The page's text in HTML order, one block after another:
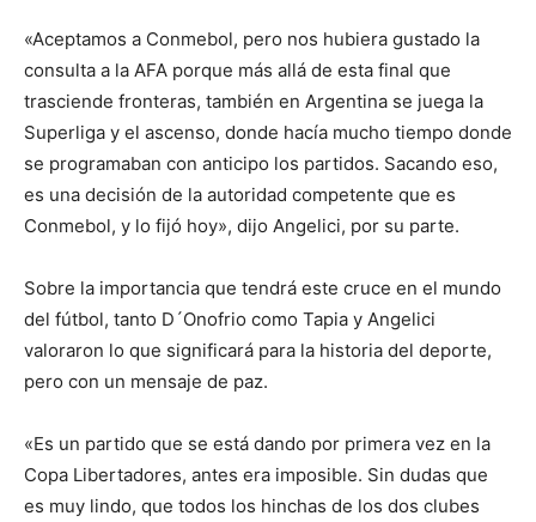
«Aceptamos a Conmebol, pero nos hubiera gustado la
consulta a la AFA porque más allá de esta final que
trasciende fronteras, también en Argentina se juega la
Superliga y el ascenso, donde hacía mucho tiempo donde
se programaban con anticipo los partidos. Sacando eso,
es una decisión de la autoridad competente que es
Conmebol, y lo fijó hoy», dijo Angelici, por su parte.
Sobre la importancia que tendrá este cruce en el mundo
del fútbol, tanto D´Onofrio como Tapia y Angelici
valoraron lo que significará para la historia del deporte,
pero con un mensaje de paz.
«Es un partido que se está dando por primera vez en la
Copa Libertadores, antes era imposible. Sin dudas que
es muy lindo, que todos los hinchas de los dos clubes